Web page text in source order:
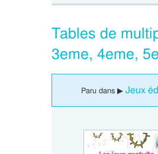
Tables de
3eme, 4eme,
Paru dans ▶ Jeux